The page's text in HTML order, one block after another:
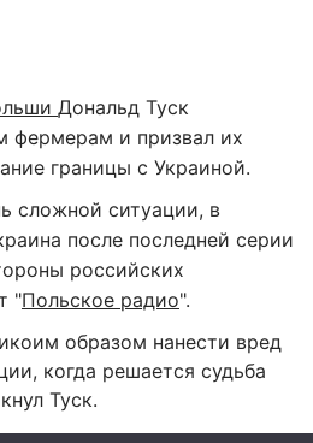
Дональд Туск
фермерам и призвал их
границы с Украиной.
сложной ситуации, в
после последней серии
российских
"Польское радио".
образом нанести вред
когда решается судьба
Туск.